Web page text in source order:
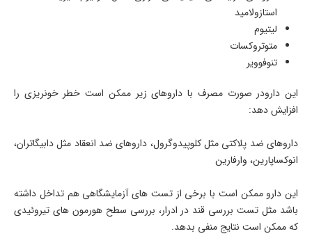
استازولامید
لیتیوم
متوتروکسات
تنوفوویر
این دارودر صورت مصرف با داروهای زیر ممکن است خطر خونریزی را
افزایش دهد:
داروهای ضد پلاکتی مثل کلوپیدوگرول، داروهای ضد انعقاد مثل دابیگاتران،
انوکساپارین، وارفارین
این دارو ممکن است با برخی از تست های آزمایشگاهی هم تداخل داشته
باشد مثل تست بررسی قند در ادرار، بررسی سطح هورمون های تیروئیدی
که ممکن است نتایج منفی بدهد.